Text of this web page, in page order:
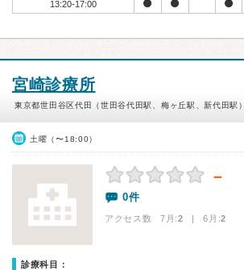
13:20-17:00
宮崎診療所
東京都世田谷区代田（世田谷代田駅、梅ヶ丘駅、新代田駅）
土曜（〜18:00）
－
0件
アクセス数 7月:2 | 6月:2
診療科目：